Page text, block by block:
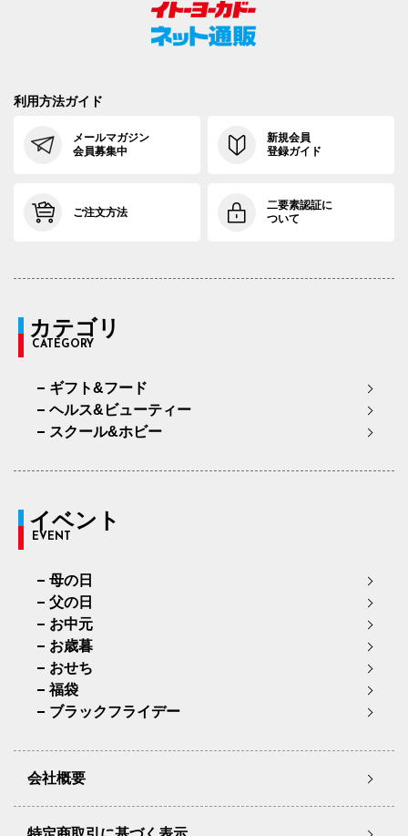
利用方法ガイド
メールマガジン
会員募集中
新規会員
登録ガイド
ご注文方法
二要素認証に
ついて
カテゴリ
CATEGORY
ギフト&フード
ヘルス&ビューティー
スクール&ホビー
イベント
EVENT
母の日
父の日
お中元
お歳暮
おせち
福袋
ブラックフライデー
会社概要